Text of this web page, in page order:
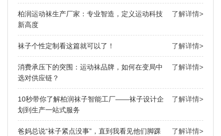
柏润运动袜生产厂家：专业智造，定义运动科技
新高度
了解详情>
袜子个性定制看这篇就可以了！ 了解详情>
消费承压下的突围：运动袜品牌，如何在变局中
选对供应链？
了解详情>
10秒带你了解柏润袜子智能工厂——袜子设计企
划到生产一站式服务
了解详情>
爸妈总说“袜子紧点没事”，直到我看见他们脚踝
了解详情>